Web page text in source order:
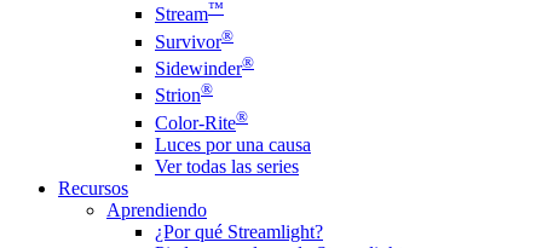
Stream™
Survivor®
Sidewinder®
Strion®
Color-Rite®
Luces por una causa
Ver todas las series
Recursos
Aprendiendo
¿Por qué Streamlight?